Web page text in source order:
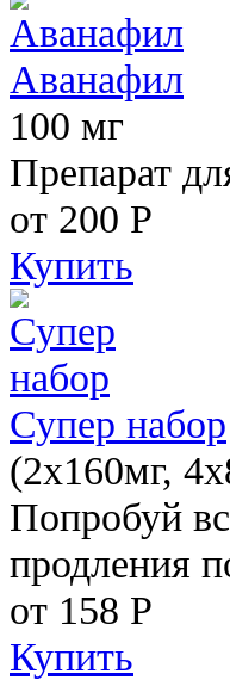
Аванафил
100 мг
Препарат
от 200 Р
Купить
Супер набор
(2х160мг,
Попробуй
продления
от 158 Р
Купить